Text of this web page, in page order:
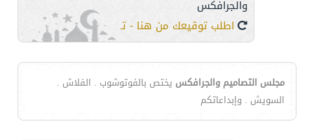
والجرافكس
اطلب توقيعك من هنا - تصميم و تفصيل :)
مجلس التصاميم والجرافكس يختص بالفوتوشوب . الفلاش .
السويش . وإبداعاتكم